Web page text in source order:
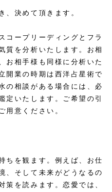
決めて頂きます。
ープリーディングとフラ
質を分析いたします。お相
お相手様も同様に分析いた
開業の時期は西洋占星術で
の相談がある場合には、必
定いたします。ご希望の引
用意ください。
ちを観ます。例えば、お仕
、そして未来がどうなるの
策を読みます。恋愛では、